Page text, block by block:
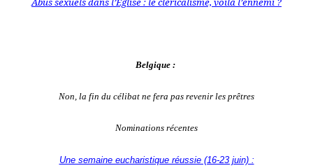
Belgique :
Non, la fin du célibat ne fera pas revenir les prêtres
Nominations récentes
Une semaine eucharistique réussie (16-23 juin) :